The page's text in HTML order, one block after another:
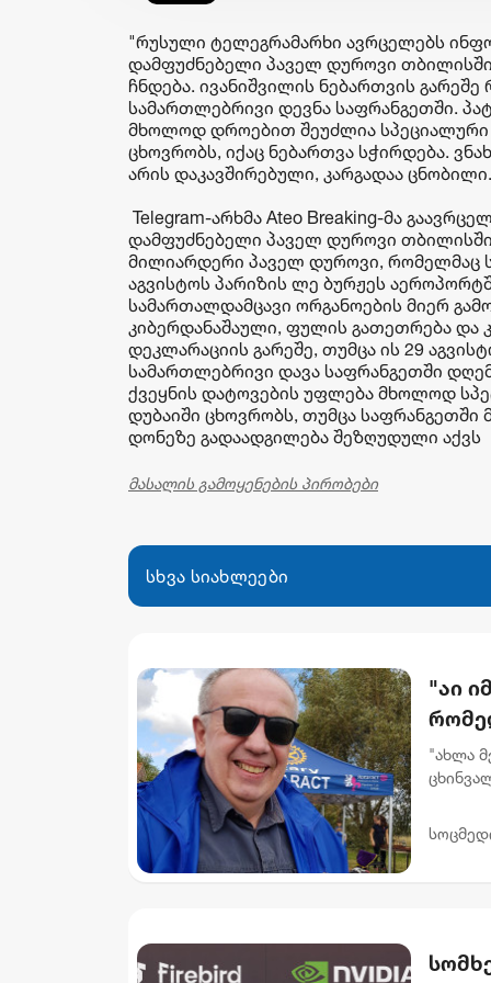
"რუსული ტელეგრამარხი ავრცელებს
დამფუძნებელი პაველ დუროვი თბილისში
ჩნდება. ივანიშვილის ნებართვის
სამართლებრივი დევნა საფრანგეთში.
მხოლოდ დროებით შეუძლია სპეციალური
ცხოვრობს, იქაც ნებართვა სჭირდება.
არის დაკავშირებული, კარგადაა
Telegram-არხმა Ateo Breaking-მა
დამფუძნებელი პაველ დუროვი
მილიარდერი პაველ დუროვი, რომელმაც
აგვისტოს პარიზის ლე ბურჟეს
სამართალდამცავი ორგანოების მიერ
კიბერდანაშაული, ფულის გათეთრება და
დეკლარაციის გარეშე, თუმცა ის 29
სამართლებრივი დავა საფრანგეთში
ქვეყნის დატოვების უფლება მხოლოდ
დუბაიში ცხოვრობს, თუმცა საფრანგეთში
დონეზე გადაადგილება შეზღუდული აქვს
მასალის გამოყენების პირობები
სხვა სიახლეები
"აი
"ახლა